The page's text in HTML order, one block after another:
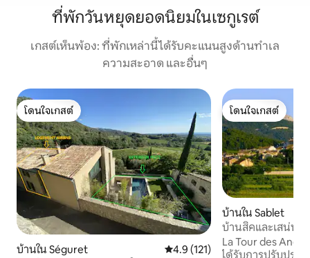
ที่พักวันหยุดยอดนิยมในเซกูเรต์
เกสต์เห็นพ้อง: ที่พักเหล่านี้ได้รับคะแนนสูงด้านทำเล
ความสะอาด และอื่นๆ
โดนใจเกสต์
โดนใจเกสต์
บ้านใน Séguret คะแนนเฉลี่ย 4.9 จาก 5, 121 รีวิว
4.9 (121)
โดนใจเกสต์
โดนใจเกสต์
บ้านใน Sablet
บ้านสิคและเสน่ห์ข
La Tour des
ได้รับการปรับปรุง